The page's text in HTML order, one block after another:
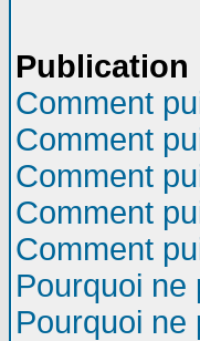
Publication
Comment
Comment
Comment
Comment
Comment
Pourquoi ne
Pourquoi ne